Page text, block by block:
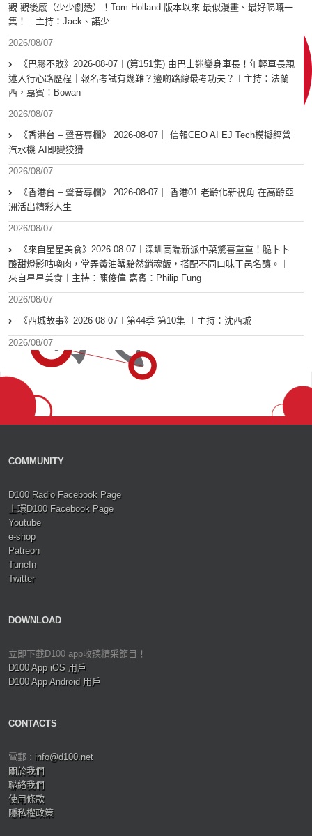
觀 觀後感（少少劇透）！Tom Holland 版本以來 最似漫畫、最好睇嘅一
集！｜主持：Jack、諾少
2026/08/07
《巴膠不敗》2026-08-07︱(第151集) 由巴士迷變身車長！年輕車長親
述入行心路歷程｜報名考試有幾難？邊啲路線最考功夫？︱主持：法蘭
西，嘉賓︰Bowan
2026/08/07
《香港台 – 聲音專欄》 2026-08-07｜ 信報CEO AI EJ Tech模擬經營
汽水機 AI即變狡猾
2026/08/07
《香港台 – 聲音專欄》 2026-08-07｜ 香港01 老齡化新視角 在高齡亞
洲活出精彩人生
2026/08/07
《來自星星美食》2026-08-07︱深圳高端新派中菜驚喜重重！脆卜卜
酸甜燈影咕嚕肉，堂弄黃油蟹黯然銷魂飯，搭配不同口味干邑名釀。︱
來自星星美食︱主持：陳俊偉 嘉賓：Philip Fung
2026/08/07
《西城故事》2026-08-07︱第44季 第10集 ︱主持：沈西城
2026/08/07
COMMUNITY
D100 Radio Facebook Page
上環D100 Facebook Page
Youtube
e-shop
Patreon
TuneIn
Twitter
DOWNLOAD
立即下載D100 app收聽精采節目！
D100 App iOS 用戶
D100 App Android 用戶
CONTACTS
電郵 : info@d100.net
關於我們
聯絡我們
使用條款
隱私權政策